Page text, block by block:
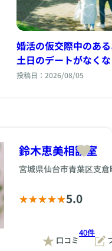
婚活の仮交際中のあ
土日のデートがなく
ったとき
投稿日：2026/08/05
鈴木恵美相談室
宮城県仙台市青葉区支倉
5.0
口コミ
40件